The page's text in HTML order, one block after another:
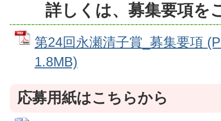
詳しくは、募集要項を
第24回永瀬清子賞_募集要項
1.8MB)
応募用紙はこちらから